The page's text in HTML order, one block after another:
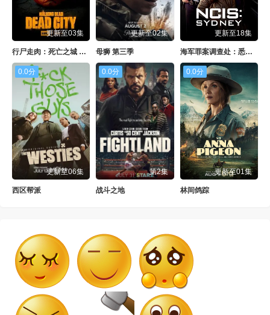
更新至03集
行尸走肉：死亡之城 第三季
更新至02集
母狮 第三季
更新至18集
海军罪案调查处：悉尼第三季
0.0分
更新至06集
西区帮派
0.0分
第2集
战斗之地
0.0分
更新至01集
林间鸽踪